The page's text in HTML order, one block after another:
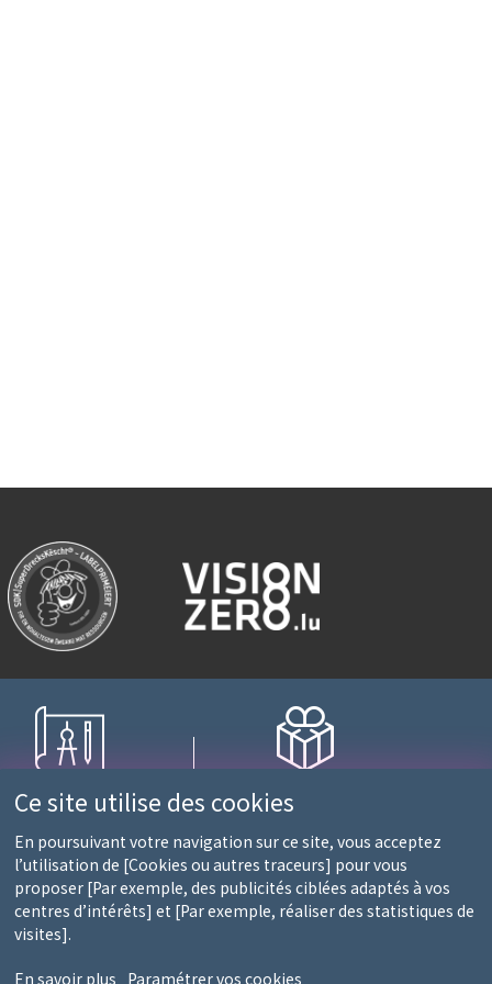
sur mesure
une équipe d'experts
Fidélité récompensée
1 point = 10€ d'achats
et 13h30-18h)
Ce site utilise des cookies
En poursuivant votre navigation sur ce site, vous acceptez
l’utilisation de [Cookies ou autres traceurs] pour vous
proposer [Par exemple, des publicités ciblées adaptés à vos
centres d’intérêts] et [Par exemple, réaliser des statistiques de
visites].
En savoir plus Paramétrer vos cookies